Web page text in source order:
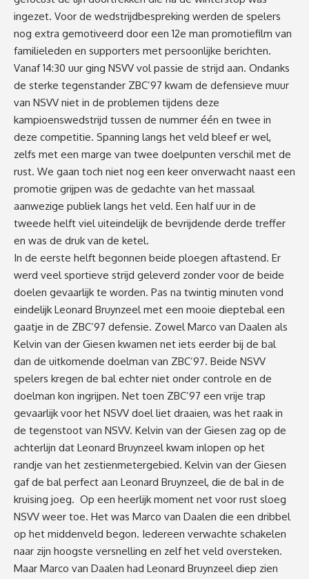
ingezet. Voor de wedstrijdbespreking werden de spelers
nog extra gemotiveerd door een 12e man promotiefilm van
familieleden en supporters met persoonlijke berichten.
Vanaf 14:30 uur ging NSVV vol passie de strijd aan. Ondanks
de sterke tegenstander ZBC’97 kwam de defensieve muur
van NSVV niet in de problemen tijdens deze
kampioenswedstrijd tussen de nummer één en twee in
deze competitie. Spanning langs het veld bleef er wel,
zelfs met een marge van twee doelpunten verschil met de
rust. We gaan toch niet nog een keer onverwacht naast een
promotie grijpen was de gedachte van het massaal
aanwezige publiek langs het veld. Een half uur in de
tweede helft viel uiteindelijk de bevrijdende derde treffer
en was de druk van de ketel.
In de eerste helft begonnen beide ploegen aftastend. Er
werd veel sportieve strijd geleverd zonder voor de beide
doelen gevaarlijk te worden. Pas na twintig minuten vond
eindelijk Leonard Bruynzeel met een mooie dieptebal een
gaatje in de ZBC’97 defensie. Zowel Marco van Daalen als
Kelvin van der Giesen kwamen net iets eerder bij de bal
dan de uitkomende doelman van ZBC’97. Beide NSVV
spelers kregen de bal echter niet onder controle en de
doelman kon ingrijpen. Net toen ZBC’97 een vrije trap
gevaarlijk voor het NSVV doel liet draaien, was het raak in
de tegenstoot van NSVV. Kelvin van der Giesen zag op de
achterlijn dat Leonard Bruynzeel kwam inlopen op het
randje van het zestienmetergebied. Kelvin van der Giesen
gaf de bal perfect aan Leonard Bruynzeel, die de bal in de
kruising joeg. Op een heerlijk moment net voor rust sloeg
NSVV weer toe. Het was Marco van Daalen die een dribbel
op het middenveld begon. Iedereen verwachte schakelen
naar zijn hoogste versnelling en zelf het veld oversteken.
Maar Marco van Daalen had Leonard Bruynzeel diep zien